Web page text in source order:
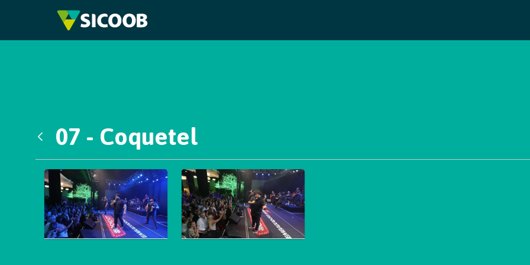
Pular para o Conteúdo principal
07 - Coquetel
Galeria de Mídias